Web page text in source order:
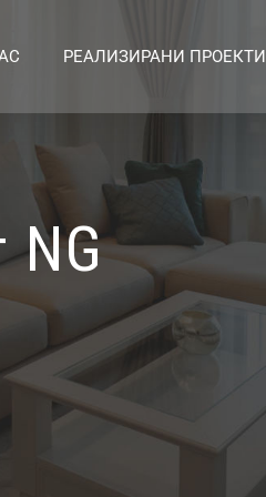
РЕАЛИЗИРАНИ ПРОЕКТИ
NG